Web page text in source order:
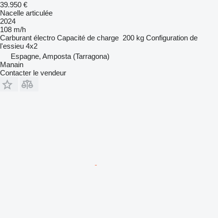
39.950 €
Nacelle articulée
2024
108 m/h
Carburant électro Capacité de charge 200 kg Configuration de
l'essieu 4x2
Espagne, Amposta (Tarragona)
Manain
Contacter le vendeur